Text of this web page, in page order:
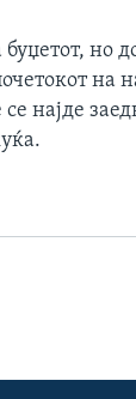
но
на
најде